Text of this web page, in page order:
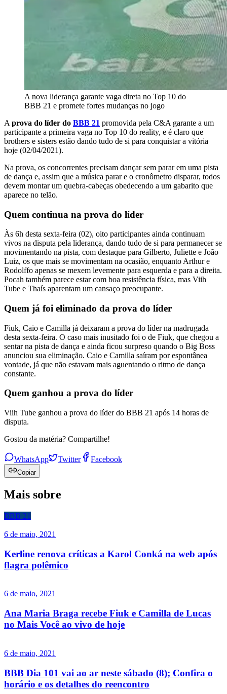
A nova liderança garante vaga direta no Top 10 do
BBB 21 e promete fortes mudanças no jogo
A prova do líder do BBB 21 promovida pela C&A garante a um
participante a primeira vaga no Top 10 do reality, e é claro que
brothers e sisters estão dando tudo de si para conquistar a vitória
hoje (02/04/2021).
Na prova, os concorrentes precisam dançar sem parar em uma pista
de dança e, assim que a música parar e o cronômetro disparar, todos
devem montar um quebra-cabeças obedecendo a um gabarito que
aparece no telão.
Quem continua na prova do líder
Às 6h desta sexta-feira (02), oito participantes ainda continuam
vivos na disputa pela liderança, dando tudo de si para permanecer se
movimentando na pista, com destaque para Gilberto, Juliette e João
Luiz, os que mais se movimentam na ocasião, enquanto Arthur e
Rodolffo apenas se mexem levemente para esquerda e para a direita.
Pocah também parece estar com boa resistência física, mas Viih
Tube e Thaís aparentam um cansaço preocupante.
Quem já foi eliminado da prova do líder
Fiuk, Caio e Camilla já deixaram a prova do líder na madrugada
desta sexta-feira. O caso mais inusitado foi o de Fiuk, que chegou a
sentar na pista de dança e ainda ficou surpreso quando o Big Boss
anunciou sua eliminação. Caio e Camilla saíram por espontânea
vontade, já que não estavam mais aguentando o ritmo de dança
constante.
Quem ganhou a prova do líder
Viih Tube ganhou a prova do líder do BBB 21 após 14 horas de
disputa.
Gostou da matéria? Compartilhe!
WhatsApp Twitter Facebook
Copiar
Mais sobre
BBB 21
6 de maio, 2021
Kerline renova críticas a Karol Conká na web após
flagra polêmico
6 de maio, 2021
Ana Maria Braga recebe Fiuk e Camilla de Lucas
no Mais Você ao vivo de hoje
6 de maio, 2021
BBB Dia 101 vai ao ar neste sábado (8); Confira o
horário e os detalhes do reencontro